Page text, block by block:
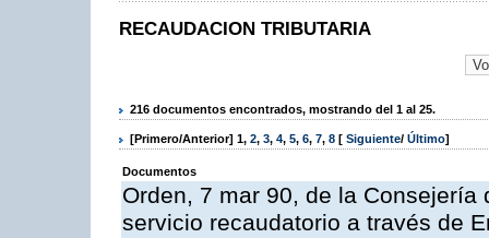
RECAUDACION TRIBUTARIA
216 documentos encontrados, mostrando del 1 al 25.
[Primero/Anterior] 1, 2, 3, 4, 5, 6, 7, 8 [ Siguiente/ Último]
Documentos
Orden, 7 mar 90, de la
servicio recaudatorio a través de